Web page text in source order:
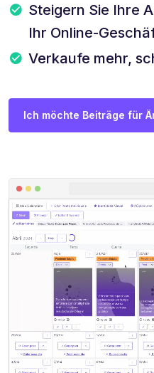
Steigern Sie Ihre
Ihr Online-
Verkaufe mehr,
Ich möchte Beiträge für